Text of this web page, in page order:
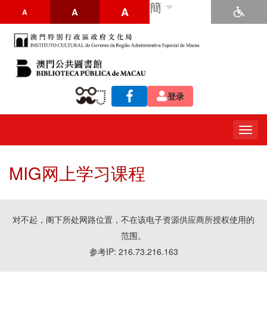
A A A 簡
登录
MIG网上学习课程
对不起，阁下所处网路位置，不在该电子资源供应商所授权使用的
范围。
参考IP: 216.73.216.163